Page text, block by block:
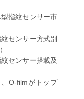
指紋センサー市
センサー方式別
センサー搭載及
O-filmがトップ